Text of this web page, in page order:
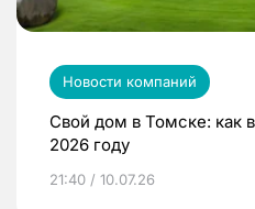
Новости компаний
Свой дом в Томске: как
2026 году
21:40 / 10.07.26